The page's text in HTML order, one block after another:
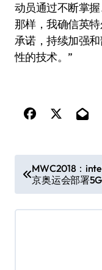
动员通过不断掌
那样，我确信英
承诺，持续加强
性的技术。”
章
导
MWC2018：
京奥运会部署